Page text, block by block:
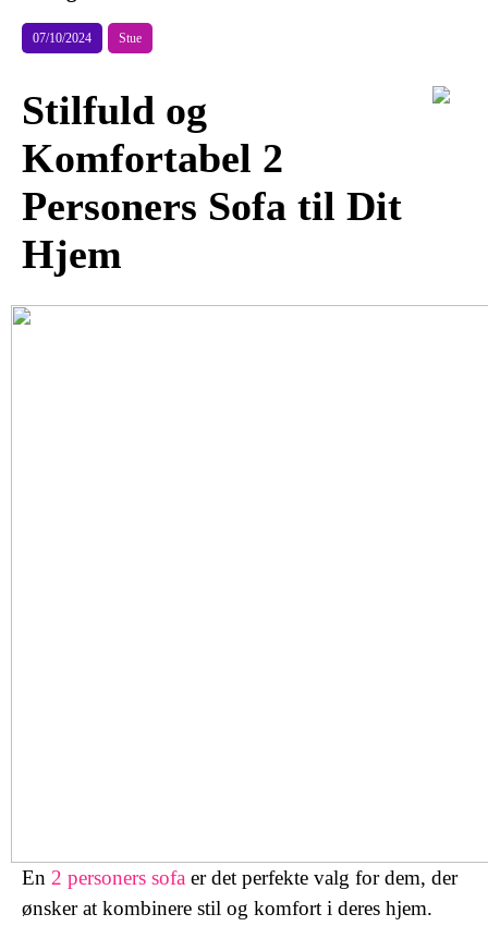
07/10/2024 Stue
Stilfuld og
Komfortabel 2
Personers Sofa til Dit
Hjem
En 2 personers sofa er det perfekte valg for dem, der
ønsker at kombinere stil og komfort i deres hjem.